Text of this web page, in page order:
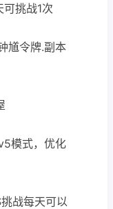
挑战1次
馗令牌.副本
模式，优化
战每天可以